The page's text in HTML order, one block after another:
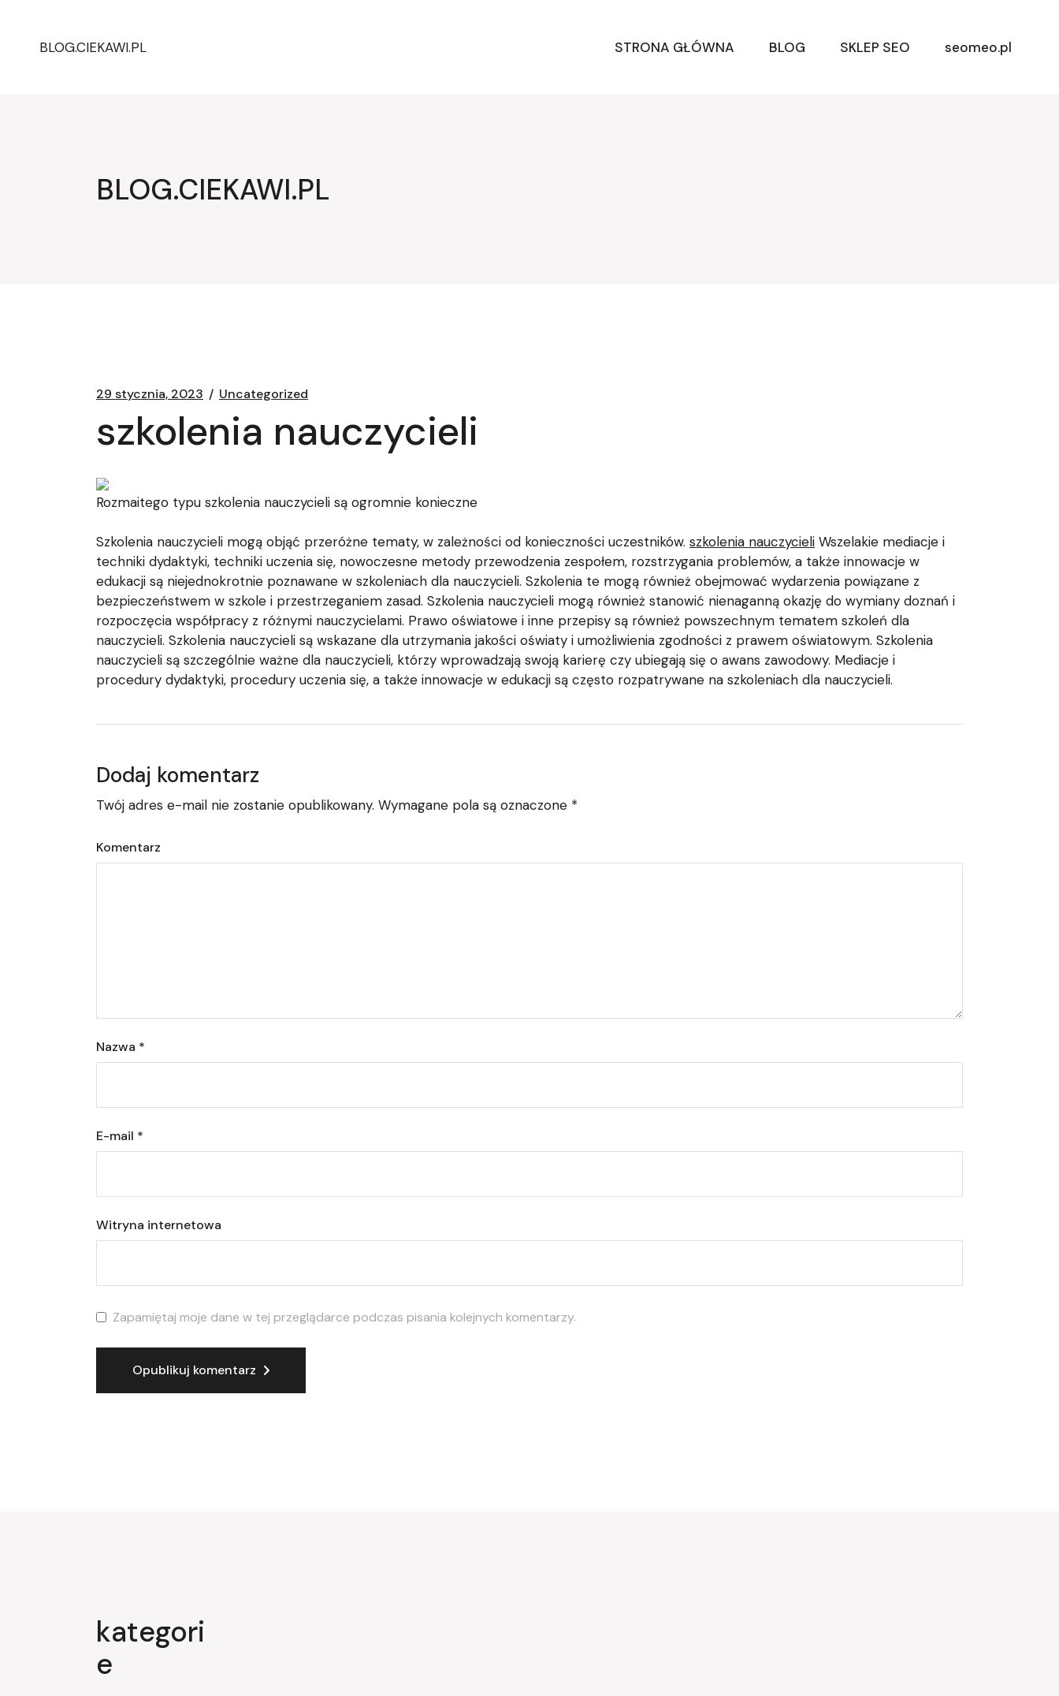
BLOG.CIEKAWI.PL
STRONA GŁÓWNA BLOG SKLEP SEO seomeo.pl
BLOG.CIEKAWI.PL
29 stycznia, 2023 Uncategorized
szkolenia nauczycieli
Rozmaitego typu szkolenia nauczycieli są ogromnie konieczne
Szkolenia nauczycieli mogą objąć przeróżne tematy, w zależności od konieczności uczestników. szkolenia nauczycieli Wszelakie mediacje i
techniki dydaktyki, techniki uczenia się, nowoczesne metody przewodzenia zespołem, rozstrzygania problemów, a także innowacje w
edukacji są niejednokrotnie poznawane w szkoleniach dla nauczycieli. Szkolenia te mogą również obejmować wydarzenia powiązane z
bezpieczeństwem w szkole i przestrzeganiem zasad. Szkolenia nauczycieli mogą również stanowić nienaganną okazję do wymiany doznań i
rozpoczęcia współpracy z różnymi nauczycielami. Prawo oświatowe i inne przepisy są również powszechnym tematem szkoleń dla
nauczycieli. Szkolenia nauczycieli są wskazane dla utrzymania jakości oświaty i umożliwienia zgodności z prawem oświatowym. Szkolenia
nauczycieli są szczególnie ważne dla nauczycieli, którzy wprowadzają swoją karierę czy ubiegają się o awans zawodowy. Mediacje i
procedury dydaktyki, procedury uczenia się, a także innowacje w edukacji są często rozpatrywane na szkoleniach dla nauczycieli.
Dodaj komentarz
Twój adres e-mail nie zostanie opublikowany. Wymagane pola są oznaczone *
Komentarz
Nazwa *
E-mail *
Witryna internetowa
Zapamiętaj moje dane w tej przeglądarce podczas pisania kolejnych komentarzy.
Opublikuj komentarz
kategori
e